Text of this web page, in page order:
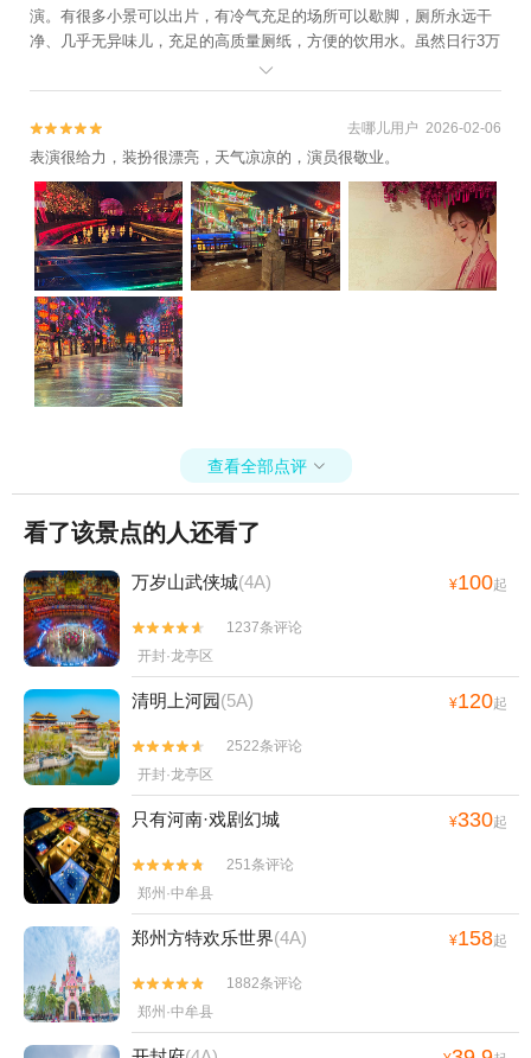
演。有很多小景可以出片，有冷气充足的场所可以歇脚，厕所永远干
净、几乎无异味儿，充足的高质量厕纸，方便的饮用水。虽然日行3万
+步腿脚很累，但心情愉悦，玩儿得舒心！


 去哪儿用户 2026-02-06
表演很给力，装扮很漂亮，天气凉凉的，演员很敬业。
查看全部点评 
看了该景点的人还看了
万岁山武侠城(4A) ¥100起


1237条评论
开封·龙亭区
清明上河园(5A) ¥120起


2522条评论
开封·龙亭区
只有河南·戏剧幻城 ¥330起


251条评论
郑州·中牟县
郑州方特欢乐世界(4A) ¥158起


1882条评论
郑州·中牟县